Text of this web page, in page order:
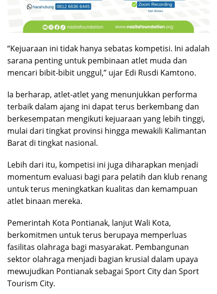
“Kejuaraan ini tidak hanya sebatas kompetisi. Ini adalah
sarana penting untuk pembinaan atlet muda dan
mencari bibit-bibit unggul,” ujar Edi Rusdi Kamtono.
Ia berharap, atlet-atlet yang menunjukkan performa
terbaik dalam ajang ini dapat terus berkembang dan
berkesempatan mengikuti kejuaraan yang lebih tinggi,
mulai dari tingkat provinsi hingga mewakili Kalimantan
Barat di tingkat nasional.
Lebih dari itu, kompetisi ini juga diharapkan menjadi
momentum evaluasi bagi para pelatih dan klub renang
untuk terus meningkatkan kualitas dan kemampuan
atlet binaan mereka.
Pemerintah Kota Pontianak, lanjut Wali Kota,
berkomitmen untuk terus berupaya memperluas
fasilitas olahraga bagi masyarakat. Pembangunan
sektor olahraga menjadi bagian krusial dalam upaya
mewujudkan Pontianak sebagai Sport City dan Sport
Tourism City.